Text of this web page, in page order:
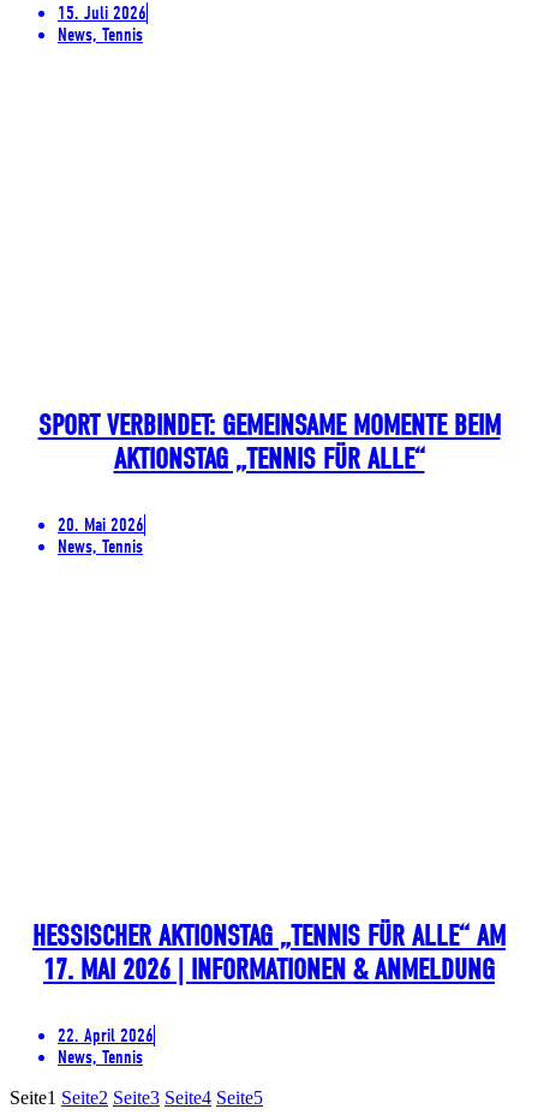
15. Juli 2026
News, Tennis
SPORT VERBINDET: GEMEINSAME MOMENTE BEIM
AKTIONSTAG „TENNIS FÜR ALLE“
20. Mai 2026
News, Tennis
HESSISCHER AKTIONSTAG „TENNIS FÜR ALLE“ AM
17. MAI 2026 | INFORMATIONEN & ANMELDUNG
22. April 2026
News, Tennis
Seite1 Seite2 Seite3 Seite4 Seite5